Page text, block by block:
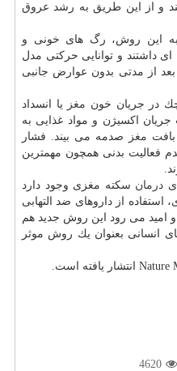
و از این طریق به رشد عروق
این روش، رگ های خونی و
ای داشتند و توانایی حركتی مدل
بعد از مدتی بدون عوارض جانبی
در جریان خون مغز
یا انسداد
اكسیژن و مواد غذایی به
مغز
صدمه می بیند. فشار
فعالیت بدنی همچون مهمترین
درمان سكته مغزی وجود دارد
استفاده از داروهای ضد التهابی
و امید می رود این روش جدید هم
انسانی بعنوان یك روش موثر
4620